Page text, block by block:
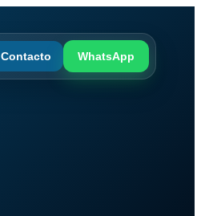
Contacto WhatsApp